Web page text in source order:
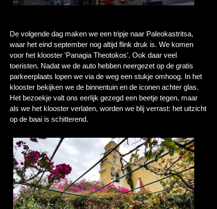
De volgende dag maken we een tripje naar Paleokastritsa,
waar het eind september nog altijd flink druk is. We komen
voor het klooster 'Panagia Theotokos'. Ook daar veel
toeristen. Nadat we de auto hebben neergezet op de gratis
parkeerplaats lopen we via de weg een stukje omhoog. In het
klooster bekijken we de binnentuin en de iconen achter glas.
Het bezoekje valt ons eerlijk gezegd een beetje tegen, maar
als we het klooster verlaten, worden we blij verrast: het uitzicht
op de baai is schitterend.